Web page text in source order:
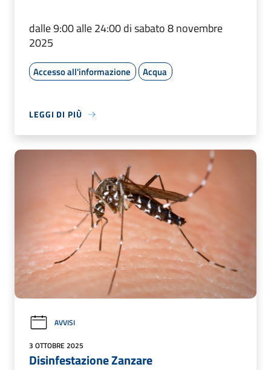
dalle 9:00 alle 24:00 di sabato 8 novembre
2025
Accesso all'informazione Acqua
LEGGI DI PIÙ
AVVISI
3 OTTOBRE 2025
Disinfestazione Zanzare